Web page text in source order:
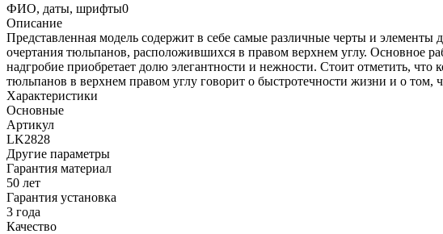
ФИО, даты, шрифты0
Описание
Представленная модель содержит в себе самые различные черты и элементы
очертания тюльпанов, расположившихся в правом верхнем углу. Основное
надгробие приобретает долю элегантности и нежности. Стоит отметить, что
тюльпанов в верхнем правом углу говорит о быстротечности жизни и о том,
Характеристики
Основные
Артикул
LK2828
Другие параметры
Гарантия материал
50 лет
Гарантия установка
3 года
Качество